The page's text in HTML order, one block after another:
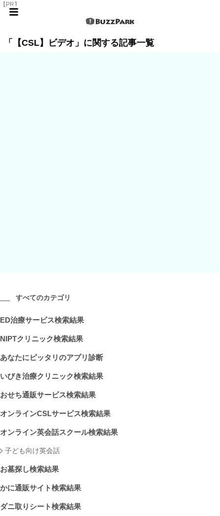
【PR】
「【CSL】ビデオ」に関する記事一覧
すべてのカテゴリ
ED治療サービス検索結果
NIPTクリニック検索結果
あなたにピッタリのアプリ診断
いびき治療クリニック検索結果
おせち通販サービス検索結果
オンラインCSLサービス検索結果
オンライン英会話スクール検索結果
子ども向け英会話
お墓探し検索結果
かに通販サイト検索結果
ダニ取りシート検索結果